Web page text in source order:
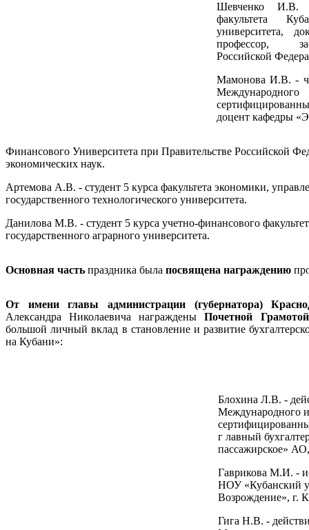
Шевченко И.В. -
факультета
университета,
профессор,
Российской
Мамонова И.В. -
доцент кафедры
Финансового Университета при Правительстве Российской
экономических наук.
Артемова А.В. - студент 5 курса факультета экономики,
государственного технологического университета.
Данилова М.В. - студент 5 курса учетно-финансового
государственного аграрного университета.
Основная часть праздника была посвящена награждению
От имениглавы администрации (губернатора)
Александра Николаевича награжденыПочетной
большой личный вклад в становление и развитие
на Кубани»:
Блохина Л.В. -
Международного
г лавный
пассажирское»
Гаврикова М.И. -
НОУ «Кубанский
Возрождение», г.
Гига Н.В. -